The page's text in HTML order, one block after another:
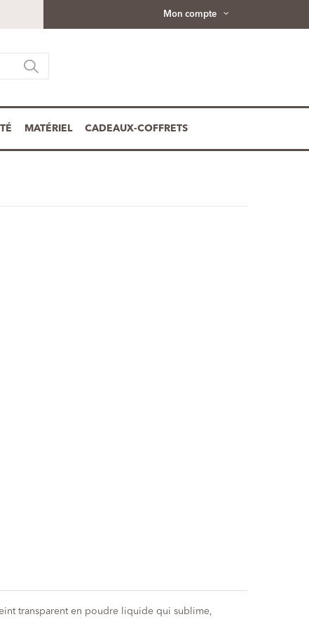
Mon compte
MATÉRIEL CADEAUX-COFFRETS
transparent en poudre liquide qui sublime,